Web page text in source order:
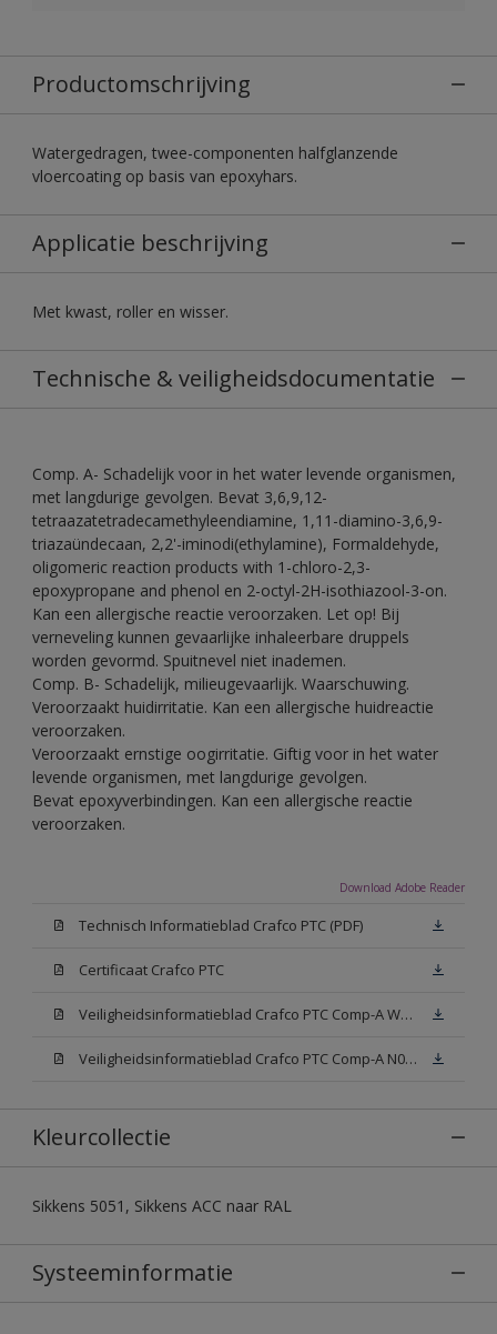
Productomschrijving
Watergedragen, twee-componenten halfglanzende
vloercoating op basis van epoxyhars.
Applicatie beschrijving
Met kwast, roller en wisser.
Technische & veiligheidsdocumentatie
Comp. A- Schadelijk voor in het water levende organismen,
met langdurige gevolgen. Bevat 3,6,9,12-
tetraazatetradecamethyleendiamine, 1,11-diamino-3,6,9-
triazaündecaan, 2,2'-iminodi(ethylamine), Formaldehyde,
oligomeric reaction products with 1-chloro-2,3-
epoxypropane and phenol en 2-octyl-2H-isothiazool-3-on.
Kan een allergische reactie veroorzaken. Let op! Bij
verneveling kunnen gevaarlijke inhaleerbare druppels
worden gevormd. Spuitnevel niet inademen.
Comp. B- Schadelijk, milieugevaarlijk. Waarschuwing.
Veroorzaakt huidirritatie. Kan een allergische huidreactie
veroorzaken.
Veroorzaakt ernstige oogirritatie. Giftig voor in het water
levende organismen, met langdurige gevolgen.
Bevat epoxyverbindingen. Kan een allergische reactie
veroorzaken.
Download Adobe Reader
Technisch Informatieblad Crafco PTC (PDF)
Certificaat Crafco PTC
Veiligheidsinformatieblad Crafco PTC Comp-A W05 (MSDS)
Veiligheidsinformatieblad Crafco PTC Comp-A N00 (MSDS)
Kleurcollectie
Sikkens 5051, Sikkens ACC naar RAL
Systeeminformatie